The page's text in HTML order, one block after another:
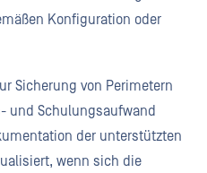
Konfiguration oder
Sicherung von Perimetern
und Schulungsaufwand
der unterstützten
wenn sich die